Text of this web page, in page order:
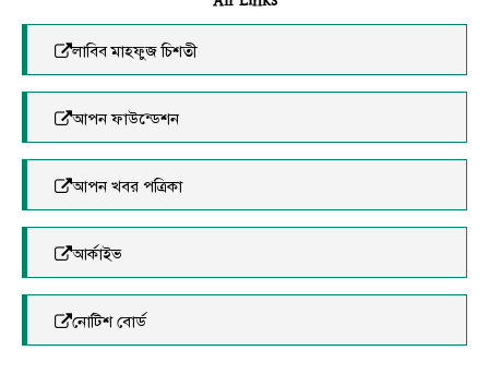
লাবিব মাহফুজ চিশতী
আপন ফাউন্ডেশন
আপন খবর পত্রিকা
আর্কাইভ
নোটিশ বোর্ড